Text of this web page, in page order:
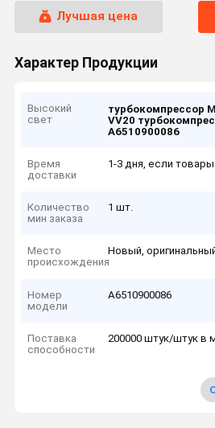
Лучшая цена
Характер Продукции
Высокий
свет
турбокомпрессор
VV20
A6510900086
Время
доставки
1-3 дня, если
Количество
мин заказа
1 шт.
Место
происхождения
Новый,
Номер
модели
A6510900086
Поставка
способности
200000 штук/штук в